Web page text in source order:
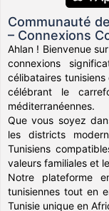
Communauté
– Connexions
Ahlan ! Bienvenue
connexions
célibataires
célébrant le
méditerranéennes.
Que vous soyez
les districts
Tunisiens
valeurs familiales et
Notre plateforme
tunisiennes tout en
Tunisie unique en